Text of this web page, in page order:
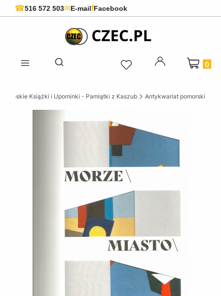
☎516 572 503✉E-mailfFacebook
Otwórz wyszukiwarkę
Produkty
Książki i Upominki - Pamiątki z Kaszub Antykwariat pomorski